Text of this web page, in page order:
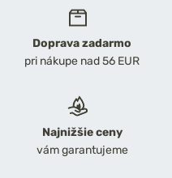
Doprava zadarmo
pri nákupe nad 56 EUR
Najnižšie ceny
vám garantujeme